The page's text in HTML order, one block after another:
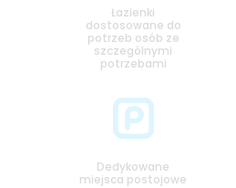
Łazienki
dostosowane do
potrzeb osób ze
szczególnymi
potrzebami
Dedykowane
miejsca postojowe